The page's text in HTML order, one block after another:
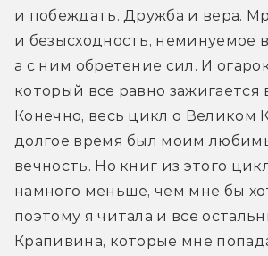
и побеждать. Дружба и вера.
и безысходность, неминуемое
а с ним обретение сил. И
который все равно зажигается
Конечно, весь цикл о Великом
долгое время был моим
вечность. Но книг из этого
намного меньше, чем мне бы
поэтому я читала и все
Крапивина, которые мне